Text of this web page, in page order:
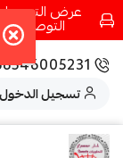
التوصيل
تسجيل الدخول